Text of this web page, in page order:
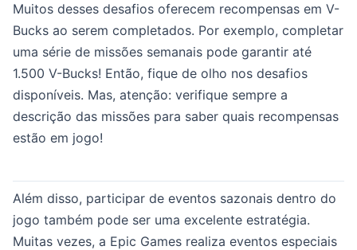
Muitos desses desafios oferecem recompensas em V-
Bucks ao serem completados. Por exemplo, completar
uma série de missões semanais pode garantir até
1.500 V-Bucks! Então, fique de olho nos desafios
disponíveis. Mas, atenção: verifique sempre a
descrição das missões para saber quais recompensas
estão em jogo!
Além disso, participar de eventos sazonais dentro do
jogo também pode ser uma excelente estratégia.
Muitas vezes, a Epic Games realiza eventos especiais